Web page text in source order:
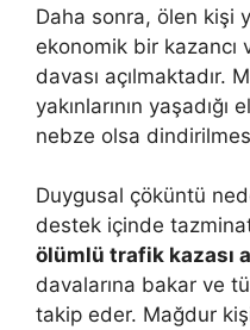
Daha sonra, ölen kişi
ekonomik bir
davası açılmaktadır.
yakınlarının
nebze olsa
Duygusal çöküntü
destek içinde tazminat
ölümlü trafik kazası
davalarına bakar ve
takip eder. Mağdur